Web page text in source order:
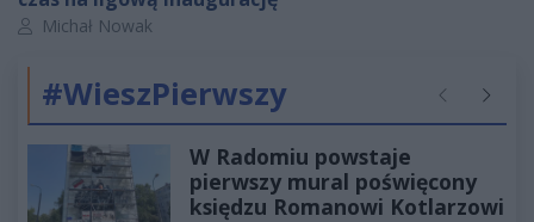
Autor artykułu:
Michał Nowak
#WieszPierwszy Poprzednie
W Radomiu powstaje
pierwszy mural poświęcony
księdzu Romanowi Kotlarzowi